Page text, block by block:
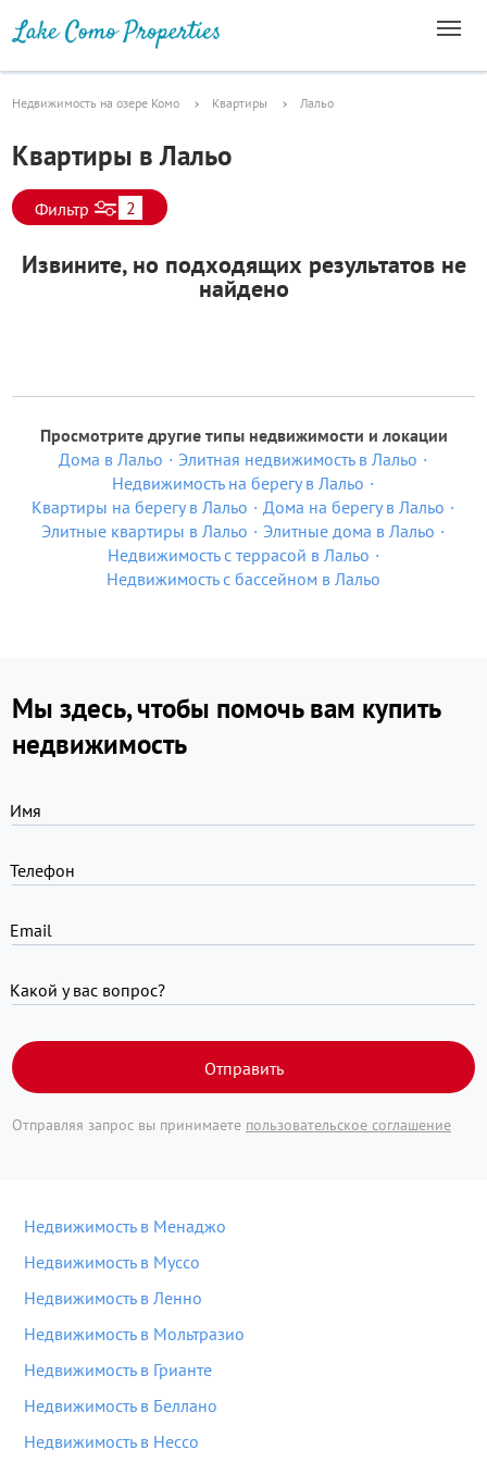
Недвижимость на озере Комо Квартиры Лальо
Квартиры в Лальо
Фильтр 2
Извините, но подходящих результатов не
найдено
Просмотрите другие типы недвижимости и локации
Дома в Лальо
Элитная недвижимость в Лальо
Недвижимость на берегу в Лальо
Квартиры на берегу в Лальо
Дома на берегу в Лальо
Элитные квартиры в Лальо
Элитные дома в Лальо
Недвижимость с террасой в Лальо
Недвижимость с бассейном в Лальо
Мы здесь, чтобы помочь вам купить
недвижимость
Имя
Телефон
Email
Какой у вас вопрос?
Отправить
Отправляя запрос вы принимаете пользовательское соглашение
Недвижимость в Менаджо
Недвижимость в Муссо
Недвижимость в Ленно
Недвижимость в Мольтразио
Недвижимость в Грианте
Недвижимость в Беллано
Недвижимость в Нессо